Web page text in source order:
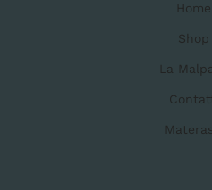
Home
Shop
La